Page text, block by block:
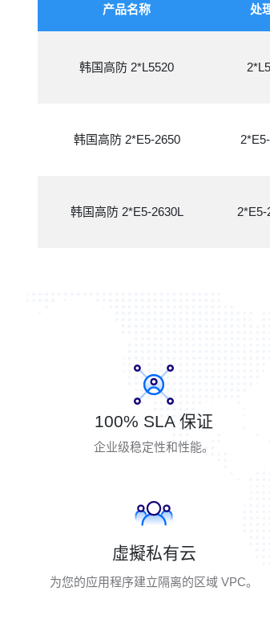
产品名称 处
韩国高防 2*L5520
韩国高防 2*E5-2650
韩国高防 2*E5-2630L 2*E5-
100% SLA 保证
企业级稳定性和性能。
虛擬私有云
为您的应用程序建立隔离的区域 VPC。